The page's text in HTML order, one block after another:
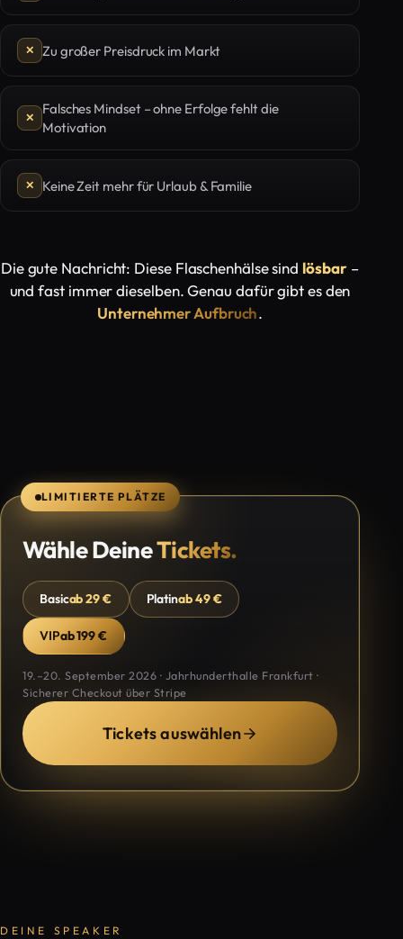
Zu großer Preisdruck im Markt
Falsches Mindset – ohne Erfolge fehlt die
Motivation
Keine Zeit mehr für Urlaub & Familie
Die gute Nachricht: Diese Flaschenhälse sind lösbar –
und fast immer dieselben. Genau dafür gibt es den
Unternehmer Aufbruch.
LIMITIERTE PLÄTZE
Wähle DeineTickets.
Basicab 29 € Platinab 49 €
VIPab 199 €
19.–20. September 2026 · Jahrhunderthalle Frankfurt ·
Sicherer Checkout über Stripe
Tickets auswählen
DEINE SPEAKER